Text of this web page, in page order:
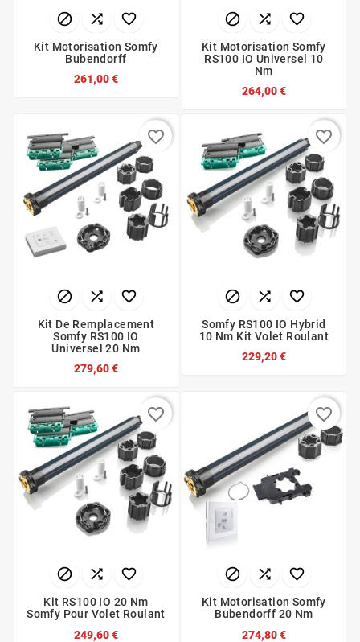
  
Kit Motorisation Somfy
Bubendorff
261,00 €
  
Kit Motorisation Somfy
RS100 IO Universel 10
Nm
264,00 €
  
Kit De Remplacement
Somfy RS100 IO
Universel 20 Nm
279,60 €
favorite_border
  
Somfy RS100 IO Hybrid
10 Nm Kit Volet Roulant
229,20 €
favorite_border
  
Kit RS100 IO 20 Nm
Somfy Pour Volet Roulant
249,60 €
favorite_border
  
Kit Motorisation Somfy
Bubendorff 20 Nm
274,80 €
favorite_border